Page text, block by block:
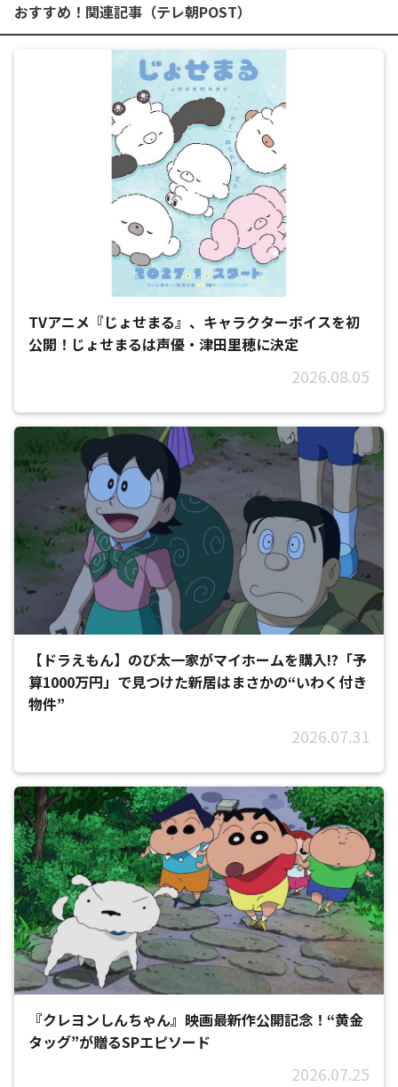
おすすめ！関連記事（テレ朝POST）
TVアニメ『じょせまる』、キャラクターボイスを初
公開！じょせまるは声優・津田里穂に決定
2026.08.05
【ドラえもん】のび太一家がマイホームを購入!?「予
算1000万円」で見つけた新居はまさかの“いわく付き
物件”
2026.07.31
『クレヨンしんちゃん』映画最新作公開記念！“黄金
タッグ”が贈るSPエピソード
2026.07.25